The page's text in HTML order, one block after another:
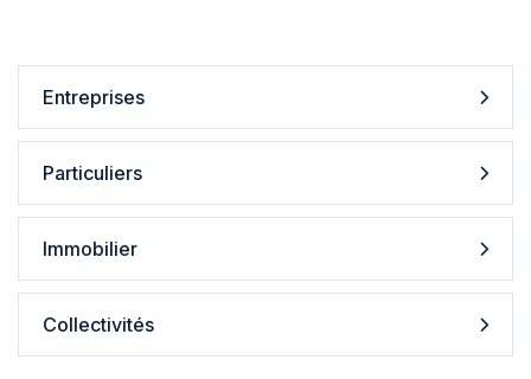
Entreprises
Particuliers
Immobilier
Collectivités